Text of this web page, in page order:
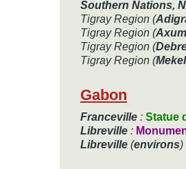
Southern Nations,
Tigray Region (
Tigray Region (Axum
Tigray Region (
Tigray Region (
Gabon
Franceville : Statue
Libreville :
Libreville (environs)